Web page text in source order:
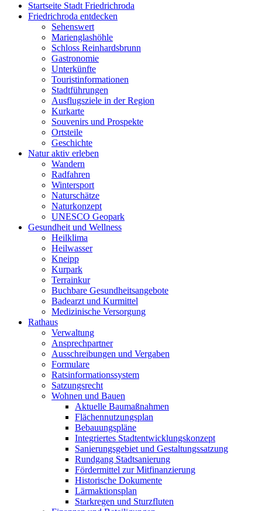
Startseite Stadt Friedrichroda
Friedrichroda entdecken
Sehenswert
Marienglashöhle
Schloss Reinhardsbrunn
Gastronomie
Unterkünfte
Touristinformationen
Stadtführungen
Ausflugsziele in der Region
Kurkarte
Souvenirs und Prospekte
Ortsteile
Geschichte
Natur aktiv erleben
Wandern
Radfahren
Wintersport
Naturschätze
Naturkonzept
UNESCO Geopark
Gesundheit und Wellness
Heilklima
Heilwasser
Kneipp
Kurpark
Terrainkur
Buchbare Gesundheitsangebote
Badearzt und Kurmittel
Medizinische Versorgung
Rathaus
Verwaltung
Ansprechpartner
Ausschreibungen und Vergaben
Formulare
Ratsinformationssystem
Satzungsrecht
Wohnen und Bauen
Aktuelle Baumaßnahmen
Flächennutzungsplan
Bebauungspläne
Integriertes Stadtentwicklungskonzept
Sanierungsgebiet und Gestaltungssatzung
Rundgang Stadtsanierung
Fördermittel zur Mitfinanzierung
Historische Dokumente
Lärmaktionsplan
Starkregen und Sturzfluten